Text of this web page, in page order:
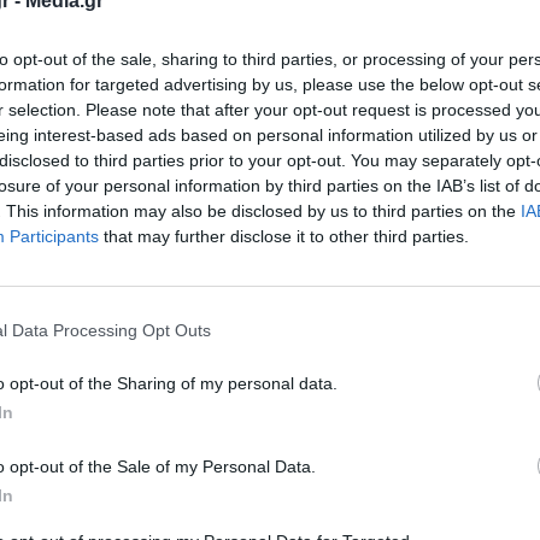
opt-out of the sale, sharing to third parties, or processing of your
for targeted advertising by us, please use the below opt-out
selection. Please note that after your opt-out request is processed
interest-based ads based on personal information utilized by us
to third parties prior to your opt-out. You may separately
of your personal information by third parties on the IAB’s list of
This information may also be disclosed by us to third parties on the
Participants that may further disclose it to other third parties.
Data Processing Opt Outs
opt-out of the Sharing of my personal data.
opt-out of the Sale of my Personal Data.
ζωντανά τη ρεβάνς της ΑΕΚ με την Αντβέρπ
League.
του Ματίας Αλμέιδα ψάχνει στη Νέα
πρόκριση στους ομίλους της κορυφαίας
από την OPAP Arena με όλα τα